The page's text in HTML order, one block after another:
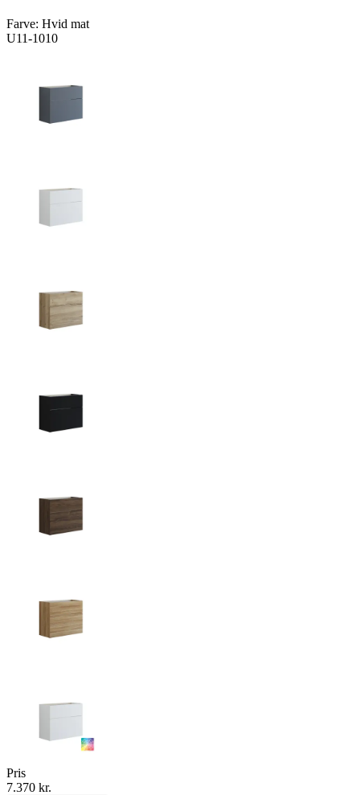
Farve: Hvid mat
U11-1010
Pris
7.370 kr.